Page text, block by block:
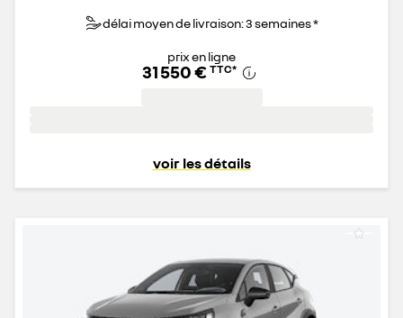
délai moyen de livraison: 3 semaines *
prix en ligne
31 550 € TTC*
voir les détails